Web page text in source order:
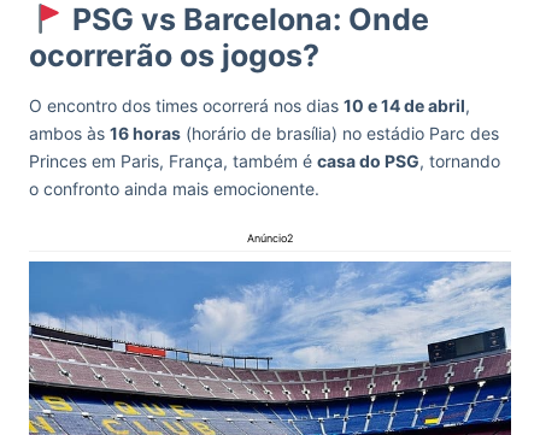
PSG vs Barcelona: Onde
ocorrerão os jogos?
O encontro dos times ocorrerá nos dias 10 e 14 de abril,
ambos às 16 horas (horário de brasília) no estádio Parc des
Princes em Paris, França, também é casa do PSG, tornando
o confronto ainda mais emocionente.
Anúncio2